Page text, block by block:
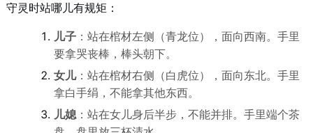
守灵时站哪儿有规矩：
儿子：站在棺材左侧（青龙位），面向西南。手里
要拿哭丧棒，棒头朝下。
女儿：站在棺材右侧（白虎位），面向东北。手里
拿白手绢，不能拿其他东西。
儿媳：站在女儿身后半步，不能并排。手里端个茶